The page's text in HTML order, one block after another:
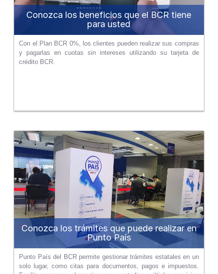
Conozca los beneficios que el BCR tiene
para usted
Con el Plan BCR 0%, los clientes pueden realizar sus compras
y pagarlas en cuotas sin intereses utilizando su tarjeta de
crédito BCR.
Conozca los trámites que puede realizar en
Punto País
Punto País del BCR permite gestionar trámites estatales en un
solo lugar, como citas para documentos, pagos e impuestos.